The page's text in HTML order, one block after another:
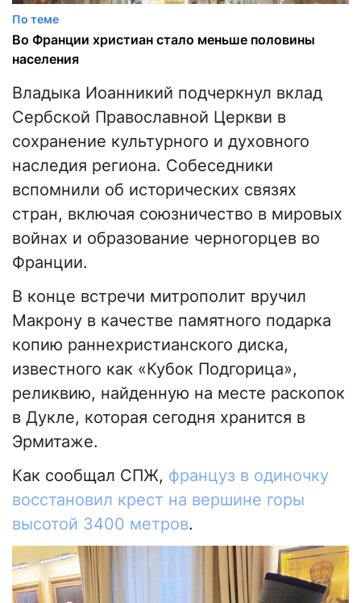
По теме
Во Франции христиан стало меньше половины
населения
Владыка Иоанникий подчеркнул вклад
Сербской Православной Церкви в
сохранение культурного и духовного
наследия региона. Собеседники
вспомнили об исторических связях
стран, включая союзничество в мировых
войнах и образование черногорцев во
Франции.
В конце встречи митрополит вручил
Макрону в качестве памятного подарка
копию раннехристианского диска,
известного как «Кубок Подгорица»,
реликвию, найденную на месте раскопок
в Дукле, которая сегодня хранится в
Эрмитаже.
Как сообщал СПЖ, француз в одиночку
восстановил крест на вершине горы
высотой 3400 метров.